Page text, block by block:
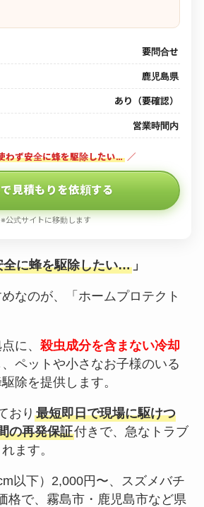
要問合せ
鹿児島県
あり（要確認）
営業時間内
わず安全に蜂を駆除したい… ／
見積もりを依頼する
※公式サイトに移動します
全に蜂を駆除したい…」
なのが、「ホームプロテクト
に、 殺虫成分を含まない冷却
、ペットや小さなお子様のいる
除を提供します。
おり 最短即日で現場に駆けつ
の再発保証付きで、急なトラブ
ます。
以下）2,000円〜、スズメバチ
格で、霧島市・鹿児島市など県